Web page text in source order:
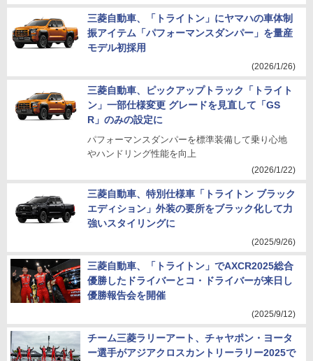
三菱自動車、「トライトン」にヤマハの車体制
振アイテム「パフォーマンスダンパー」を量産
モデル初採用
(2026/1/26)
三菱自動車、ピックアップトラック「トライト
ン」一部仕様変更 グレードを見直して「GS
R」のみの設定に
パフォーマンスダンパーを標準装備して乗り心地
やハンドリング性能を向上
(2026/1/22)
三菱自動車、特別仕様車「トライトン ブラック
エディション」外装の要所をブラック化して力
強いスタイリングに
(2025/9/26)
三菱自動車、「トライトン」でAXCR2025総合
優勝したドライバーとコ・ドライバーが来日し
優勝報告会を開催
(2025/9/12)
チーム三菱ラリーアート、チャヤポン・ヨータ
ー選手がアジアクロスカントリーラリー2025で